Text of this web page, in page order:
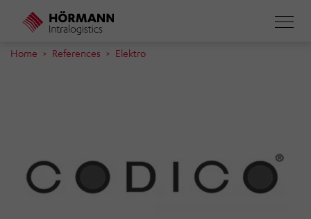
Direkt
Inhalt
Home References Elektro